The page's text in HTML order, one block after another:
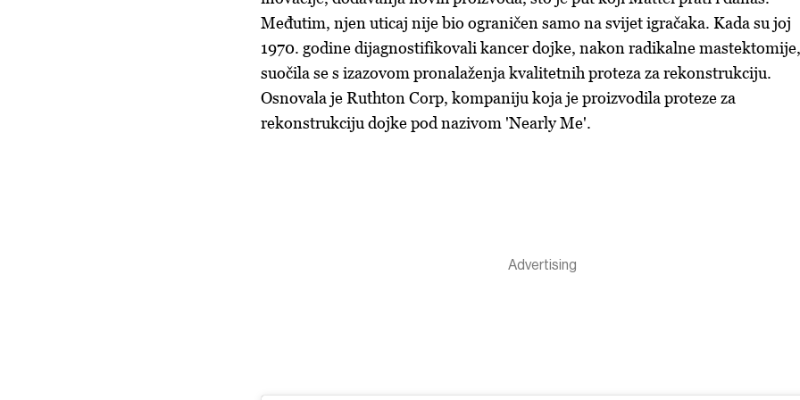
Međutim, njen uticaj nije bio ograničen samo na svijet igračaka. Kada su joj
1970. godine dijagnostifikovali kancer dojke, nakon radikalne mastektomije,
suočila se s izazovom pronalaženja kvalitetnih proteza za rekonstrukciju.
Osnovala je Ruthton Corp, kompaniju koja je proizvodila proteze za
rekonstrukciju dojke pod nazivom 'Nearly Me'.